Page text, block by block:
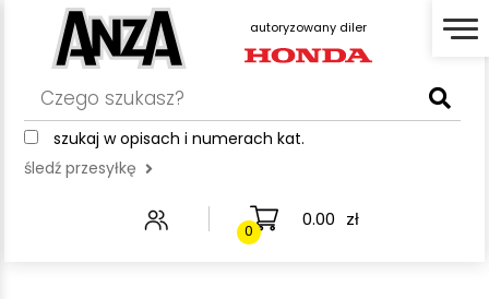
autoryzowany diler
autoryzowany diler
szukaj w opisach i numerach kat.
śledź przesyłkę
0
0.00 zł